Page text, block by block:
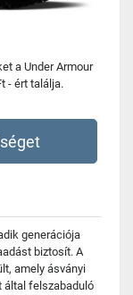
a Under Armour
- ért találja.
generációja
biztosít. A
amely ásványi
által felszabaduló